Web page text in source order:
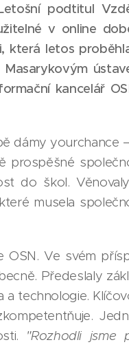
podtitul
v online
která letos
kancelář
dámy yourchance –
prospěšné
do škol.
musela
OSN. Ve svém
Předeslaly
a technologie.
"Rozhodli jsme